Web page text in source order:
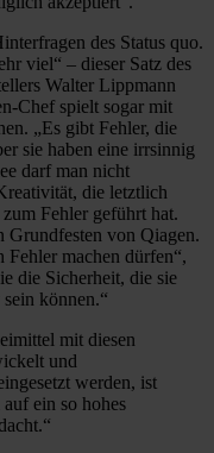
des Status quo.
viel“ – dieser Satz des
Walter Lippmann
Chef spielt sogar mit
„Es gibt Fehler, die
sie haben eine irrsinnig
darf man nicht
die letztlich
Fehler geführt hat.
Grundfesten von Qiagen.
Fehler machen dürfen“,
die Sicherheit, die sie
können.“
mit diesen
und
werden, ist
ein so hohes